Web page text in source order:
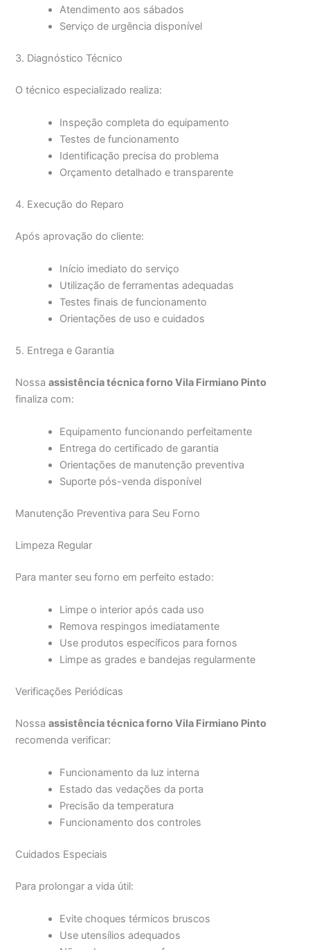
Atendimento aos sábados
Serviço de urgência disponível
3. Diagnóstico Técnico
O técnico especializado realiza:
Inspeção completa do equipamento
Testes de funcionamento
Identificação precisa do problema
Orçamento detalhado e transparente
4. Execução do Reparo
Após aprovação do cliente:
Início imediato do serviço
Utilização de ferramentas adequadas
Testes finais de funcionamento
Orientações de uso e cuidados
5. Entrega e Garantia
Nossaassistência técnica forno Vila Firmiano Pinto
finaliza com:
Equipamento funcionando perfeitamente
Entrega do certificado de garantia
Orientações de manutenção preventiva
Suporte pós-venda disponível
Manutenção Preventiva para Seu Forno
Limpeza Regular
Para manter seu forno em perfeito estado:
Limpe o interior após cada uso
Remova respingos imediatamente
Use produtos específicos para fornos
Limpe as grades e bandejas regularmente
Verificações Periódicas
Nossaassistência técnica forno Vila Firmiano Pinto
recomenda verificar:
Funcionamento da luz interna
Estado das vedações da porta
Precisão da temperatura
Funcionamento dos controles
Cuidados Especiais
Para prolongar a vida útil:
Evite choques térmicos bruscos
Use utensílios adequados